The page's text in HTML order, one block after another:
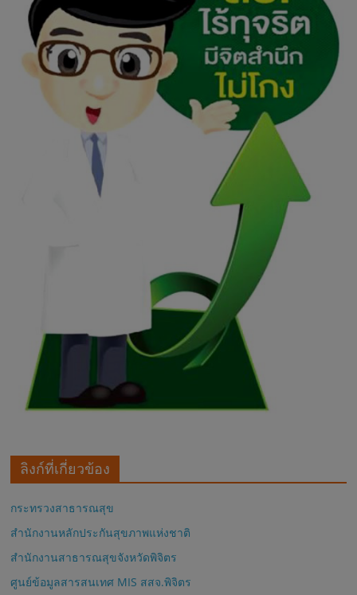
ลิงก์ที่เกี่ยวข้อง
กระทรวงสาธารณสุข
สำนักงานหลักประกันสุขภาพแห่งชาติ
สำนักงานสาธารณสุขจังหวัดพิจิตร
ศูนย์ข้อมูลสารสนเทศ MIS สสจ.พิจิตร